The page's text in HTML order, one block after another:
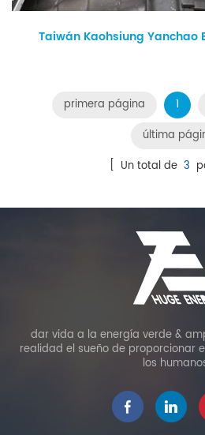
Taiwán Kaohsiung Yanchao
primera página 1
última
[ Un total de 3
dar vida a la energía verde &
realidad el sueño de proporcionar
los